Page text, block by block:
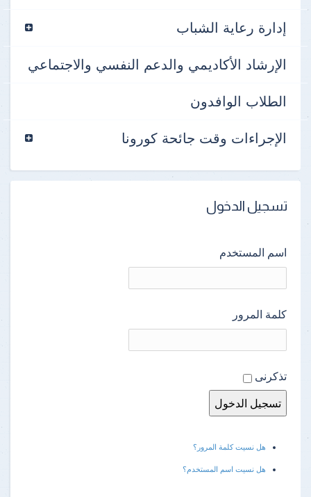
إدارة رعاية الشباب
الإرشاد الأكاديمي والدعم النفسي والاجتماعي
الطلاب الوافدون
الإجراءات وقت جائحة كورونا
تسجيل الدخول
اسم المستخدم
كلمة المرور
تذكرنى
هل نسيت كلمة المرور؟
هل نسيت اسم المستخدم؟